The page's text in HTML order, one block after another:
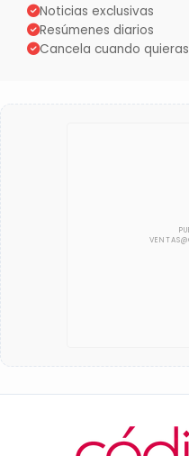
Noticias exclusivas
Resúmenes diarios
Cancela cuando quieras